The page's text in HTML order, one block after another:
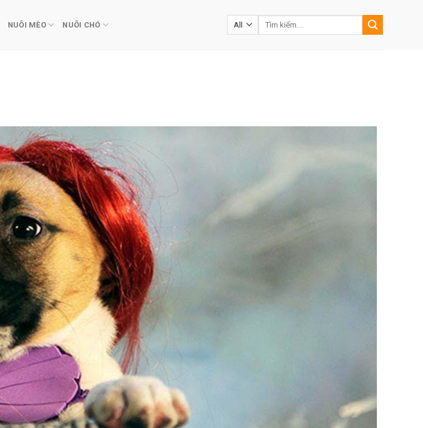
NUÔI MÈO NUÔI CHÓ
Tìm